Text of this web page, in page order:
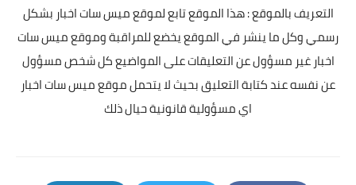
التعريف بالموقع : هذا الموقع تابع لموقع ميس سات اخبار بشكل
رسمي وكل ما ينشر في الموقع يخضع للمراقبة وموقع ميس سات
اخبار غير مسؤول عن التعليقات على المواضيع كل شخص مسؤول
عن نفسه عند كتابة التعليق بحيث لا يتحمل موقع ميس سات اخبار
اي مسؤولية قانونية حيال ذلك